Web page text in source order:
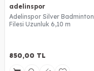
adelinspor
Adelinspor Silver Badminton
Filesi Uzunluk 6,10 m
850,00 TL